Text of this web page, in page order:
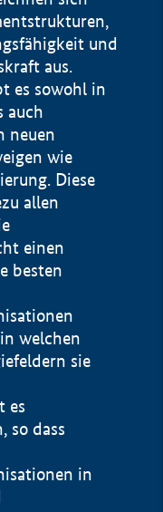
und
aus.
es sowohl in
auch
neuen
wie
Diese
allen
einen
besten
welchen
sie
es
so dass
in